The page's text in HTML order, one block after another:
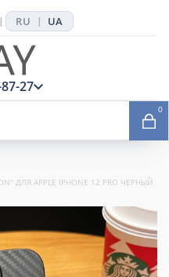
| RU | UA
27
0
ДЛЯ APPLE IPHONE 12 PRO ЧЕРНЫЙ